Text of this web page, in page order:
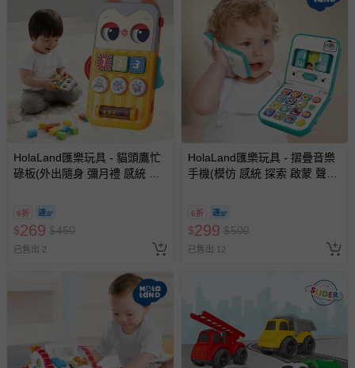
-其他原廠盒裝商品封口處已貼上「不可拆封」，或具警
示字句等說明貼紙、封條者。
國際航空、客運、訂房等服務。
相關的退換貨辦理流程，可詳見： 退換貨 & 退款問題
其他常見問題：
運送服務：目前提供的運送僅限台灣本島。如您位於離島地
區，可能會無法配送，或須依據商品需加收離島運費。廠商
費用，可能會另需加收。
商品實際的配達日期，可於訂單個人資料內的查詢訂單內，
已出貨通知之訊息為主。
如您收到商品，請依正常流程檢查是否完好，若商品遇瑕疵
情形，您可申請更換新品或退貨，請見：
退貨的辦理流程。
若您對於會員帳號、商品訂購與資訊、購物流程、付款方
式、折價券與購物金的使用、退貨及商品運送方式等有疑
問，你可詳見：
媽咪愛客服中心 。
HolaLand匯樂玩具 - 貓頭鷹忙
碌板(外出隨身 彌月禮 感統 探
6折
$269 $450
已售出 2
HolaLand匯樂玩具 - 摺疊音樂
手機(模仿 感統 探索 啟蒙 聲光
6折
$299 $500
已售出 12